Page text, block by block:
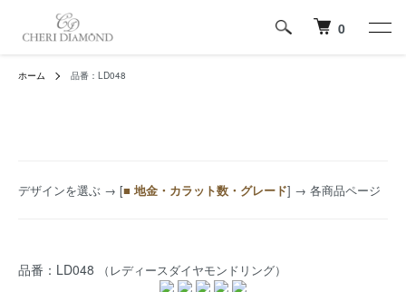
0
ホーム 品番：LD048
デザインを選ぶ → [■ 地金・カラット数・グレード] → 各商品ページ
品番：LD048 （レディースダイヤモンドリング）